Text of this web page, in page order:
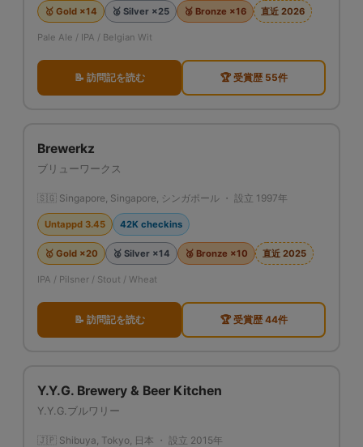
🥇 Gold ×14 🥈 Silver ×25 🥉 Bronze ×16 直近 2026
Pale Ale / IPA / Belgian Wit
📝 訪問記を読む 🏆 受賞歴 55件
Brewerkz
ブリューワークス
🇸🇬 Singapore, Singapore, シンガポール ・ 設立 1997年
Untappd 3.45 42K checkins
🥇 Gold ×20 🥈 Silver ×14 🥉 Bronze ×10 直近 2025
IPA / Pilsner / Stout / Wheat
📝 訪問記を読む 🏆 受賞歴 44件
Y.Y.G. Brewery & Beer Kitchen
Y.Y.G.ブルワリー
🇯🇵 Shibuya, Tokyo, 日本 ・ 設立 2015年